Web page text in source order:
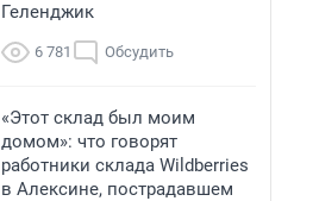
Геленджик
6 781 Обсудить
«Этот склад был моим
домом»: что говорят
работники склада Wildberries
в Алексине, пострадавшем